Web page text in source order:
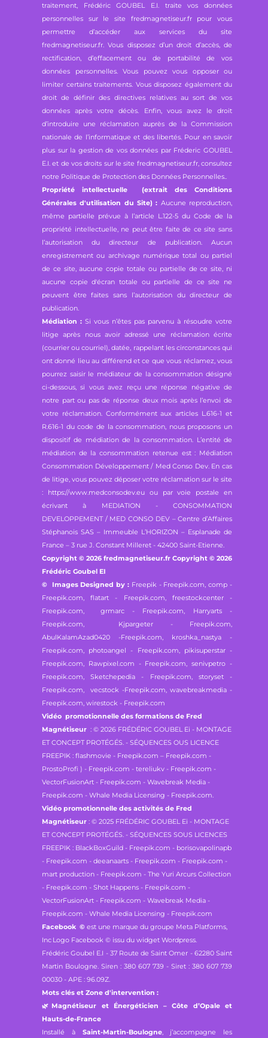
traitement, Frédéric GOUBEL E.I. traite vos données
personnelles sur le site fredmagnetiseur.fr pour vous
permettre d’accéder aux services du site
fredmagnetiseur.fr. Vous disposez d’un droit d’accès, de
rectification, d’effacement ou de portabilité de vos
données personnelles. Vous pouvez vous opposer ou
limiter certains traitements. Vous disposez également du
droit de définir des directives relatives au sort de vos
données après votre décès. Enfin, vous avez le droit
d’introduire une réclamation auprès de la Commission
nationale de l’informatique et des libertés. Pour en savoir
plus sur la gestion de vos données par Fréderic GOUBEL
E.I. et de vos droits sur le site fredmagnetiseur.fr, consultez
notre Politique de Protection des Données Personnelles..
Propriété intellectuelle (extrait des Conditions
Générales d'utilisation du Site) : Aucune reproduction,
même partielle prévue à l’article L.122-5 du Code de la
propriété intellectuelle, ne peut être faite de ce site sans
l’autorisation du directeur de publication. Aucun
enregistrement ou archivage numérique total ou partiel
de ce site, aucune copie totale ou partielle de ce site, ni
aucune copie d'écran totale ou partielle de ce site ne
peuvent être faites sans l’autorisation du directeur de
publication.
Médiation : Si vous n’êtes pas parvenu à résoudre votre
litige après nous avoir adressé une réclamation écrite
(courrier ou courriel), datée, rappelant les circonstances qui
ont donné lieu au différend et ce que vous réclamez, vous
pourrez saisir le médiateur de la consommation désigné
ci-dessous, si vous avez reçu une réponse négative de
notre part ou pas de réponse deux mois après l’envoi de
votre réclamation. Conformément aux articles L.616-1 et
R.616-1 du code de la consommation, nous proposons un
dispositif de médiation de la consommation. L’entité de
médiation de la consommation retenue est : Médiation
Consommation Développement / Med Conso Dev. En cas
de litige, vous pouvez déposer votre réclamation sur le site
: https://www.medconsodev.eu ou par voie postale en
écrivant à MEDIATION - CONSOMMATION
DEVELOPPEMENT / MED CONSO DEV – Centre d’Affaires
Stéphanois SAS – Immeuble L’HORIZON – Esplanade de
France – 3 rue J. Constant Milleret - 42400 Saint-Etienne.
Copyright © 2026 fredmagnetiseur.fr Copyright © 2026
Frédéric Goubel EI
© Images Designed by : Freepik - Freepik.com,comp -
Freepik.com, flatart - Freepik.com, freestockcenter -
Freepik.com, grmarc - Freepik.com,
Harryarts -
Freepik.com, Kjpargeter - Freepik.com,
AbulKalamAzad0420 -Freepik.com, kroshka_nastya -
Freepik.com, photoangel - Freepik.com, pikisuperstar -
Freepik.com, Rawpixel.com - Freepik.com,senivpetro -
Freepik.com, Sketchepedia - Freepik.com, storyset -
Freepik.com, vecstock -Freepik.com, wavebreakmedia -
Freepik.com, wirestock - Freepik.com
Vidéo promotionnelle des formations de Fred
Magnétiseur : © 2026 FRÉDÉRIC GOUBEL Ei - MONTAGE
ET CONCEPT PROTÉGÉS. - SÉQUENCES OUS LICENCE
FREEPIK : flashmovie - Freepik.com – Freepik.com -
ProstoProfi ) - Freepik.com - tereliukv - Freepik.com -
VectorFusionArt - Freepik.com - Wavebreak Media -
Freepik.com - Whale Media Licensing - Freepik.com.
Vidéo promotionnelle des activités de Fred
Magnétiseur : © 2025 FRÉDÉRIC GOUBEL Ei - MONTAGE
ET CONCEPT PROTÉGÉS. - SÉQUENCES SOUS LICENCES
FREEPIK : BlackBoxGuild - Freepik.com - borisovapolinapb
- Freepik.com - deeanaarts - Freepik.com - Freepik.com -
mart production - Freepik.com - The Yuri Arcurs Collection
- Freepik.com - Shot Happens - Freepik.com -
VectorFusionArt - Freepik.com - Wavebreak Media -
Freepik.com - Whale Media Licensing - Freepik.com
Facebook © est une marque du groupe Meta Platforms,
Inc Logo Facebook © issu du widget Wordpress.
Frédéric Goubel E.I - 37 Route de Saint Omer - 62280 Saint
Martin Boulogne. Siren : 380 607 739 - Siret : 380 607 739
00030 - APE : 96.09Z.
Mots clés et Zone d'intervention :
🌿 Magnétiseur et Énergéticien – Côte d’Opale et
Hauts-de-France
Installé à Saint-Martin-Boulogne, j’accompagne les